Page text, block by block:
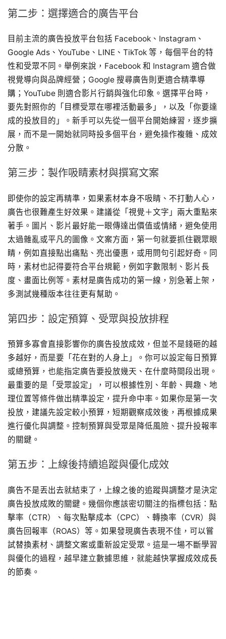
第二步：選擇適合的廣告平台
目前主流的廣告投放平台包括 Facebook、Instagram、
Google Ads、YouTube、LINE、TikTok 等，每個平台的特
性和受眾不同。舉例來說，Facebook 和 Instagram 適合做
視覺導向與品牌經營；Google 搜尋廣告則更適合精準導
購；YouTube 則適合影片行銷與強化印象。選擇平台時，
要先對照你的「目標受眾在哪裡活動最多」，以及「你要達
成的投放目的」。新手可以先從一個平台開始練習，逐步擴
展，而不是一開始就同時投多個平台，避免操作複雜、成效
分散。
第三步：製作吸睛素材與撰寫文案
即使你的設定再精準，如果素材本身不吸睛、不打動人心，
廣告也很難產生好效果。建議從「視覺＋文字」兩大重點來
著手。圖片、影片最好能一眼傳達出價值或情緒，避免使用
太過雜亂或平凡的圖像。文案方面，第一句就要抓住觀眾眼
睛，例如直接點出痛點、亮出優惠，或用問句引起好奇。同
時，素材也記得要符合平台規範，例如字數限制、影片長
度、畫面比例等。素材是廣告成功的第一線，別急著上架，
多測試幾種版本往往更有幫助。
第四步：設定預算、受眾與投放排程
預算多寡會直接影響你的廣告投放成效，但並不是錢砸的越
多越好，而是要「花在對的人身上」。你可以設定每日預算
或總預算，也能指定廣告要投放幾天、在什麼時間段出現。
最重要的是「受眾設定」，可以根據性別、年齡、興趣、地
理位置等條件做出精準設定，提升命中率。如果你是第一次
投放，建議先設定較小預算，短期觀察成效後，再根據成果
進行優化與調整。控制預算與受眾是降低風險、提升投報率
的關鍵。
第五步：上線後持續追蹤與優化成效
廣告不是丟出去就結束了，上線之後的追蹤與調整才是決定
廣告投放成敗的關鍵。幾個你應該密切關注的指標包括：點
擊率（CTR）、每次點擊成本（CPC）、轉換率（CVR）與
廣告回報率（ROAS）等。如果發現廣告表現不佳，可以嘗
試替換素材、調整文案或重新設定受眾。這是一場不斷學習
與優化的過程，越早建立數據思維，就能越快掌握成效成長
的節奏。